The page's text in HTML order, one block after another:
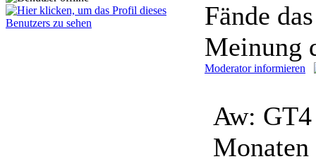
Fände
Meinung
Moderator informieren
Aw:
Monaten